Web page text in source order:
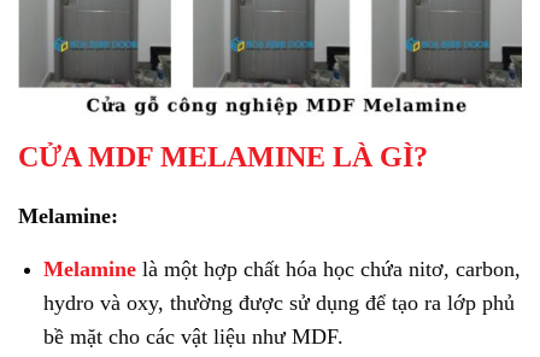
CỬA MDF MELAMINE LÀ GÌ?
Melamine:
Melamine là một hợp chất hóa học chứa nitơ, carbon,
hydro và oxy, thường được sử dụng để tạo ra lớp phủ
bề mặt cho các vật liệu như MDF.